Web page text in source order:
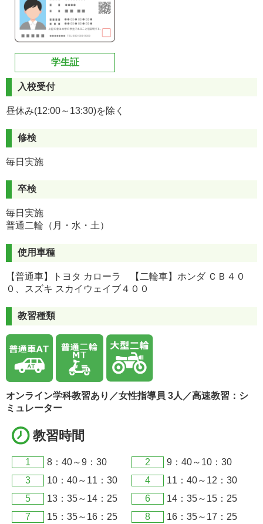
学生証
入校受付
昼休み(12:00～13:30)を除く
修検
毎日実施
卒検
毎日実施
普通二輪（月・水・土）
使用車種
【普通車】トヨタ カローラ 【二輪車】ホンダ ＣＢ４０
０、スズキ スカイウェイブ４００
教習種類
オンライン学科教習あり／女性指導員 3人／高速教習：シ
ミュレーター
教習時間
1 8：40～9：30 2
9：40～10：30
3
10：40～11：30 4
11：40～12：30
5
13：35～14：25 6
14：35～15：25
7
15：35～16：25 8
16：35～17：25